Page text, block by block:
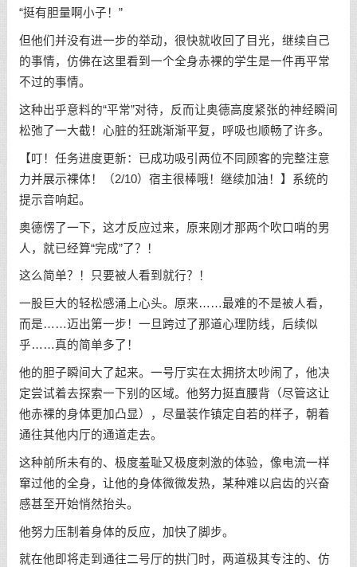
“挺有胆量啊小子！”
但他们并没有进一步的举动，很快就收回了目光，继续自己
的事情，仿佛在这里看到一个全身赤裸的学生是一件再平常
不过的事情。
这种出乎意料的“平常”对待，反而让奥德高度紧张的神经瞬间
松弛了一大截！心脏的狂跳渐渐平复，呼吸也顺畅了许多。
【叮！任务进度更新：已成功吸引两位不同顾客的完整注意
力并展示裸体！（2/10）宿主很棒哦！继续加油！】系统的
提示音响起。
奥德愣了一下，这才反应过来，原来刚才那两个吹口哨的男
人，就已经算“完成”了？！
这么简单？！只要被人看到就行？！
一股巨大的轻松感涌上心头。原来……最难的不是被人看，
而是……迈出第一步！一旦跨过了那道心理防线，后续似
乎……真的简单多了！
他的胆子瞬间大了起来。一号厅实在太拥挤太吵闹了，他决
定尝试着去探索一下别的区域。他努力挺直腰背（尽管这让
他赤裸的身体更加凸显），尽量装作镇定自若的样子，朝着
通往其他内厅的通道走去。
这种前所未有的、极度羞耻又极度刺激的体验，像电流一样
窜过他的全身，让他的身体微微发热，某种难以启齿的兴奋
感甚至开始悄然抬头。
他努力压制着身体的反应，加快了脚步。
就在他即将走到通往二号厅的拱门时，两道极其专注的、仿